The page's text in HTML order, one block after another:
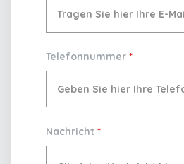
Telefonnummer *
Nachricht *